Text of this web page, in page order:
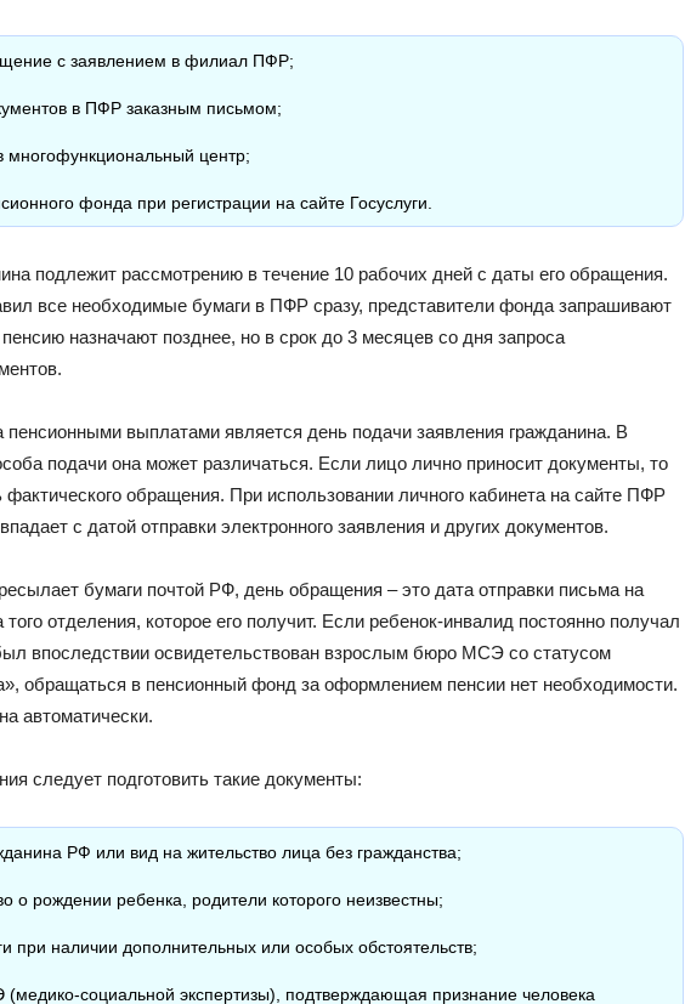
с заявлением в филиал ПФР;
в ПФР заказным письмом;
многофункциональный центр;
фонда при регистрации на сайте Госуслуги.
подлежит рассмотрению в течение 10 рабочих дней с даты его обращения.
все необходимые бумаги в ПФР сразу, представители фонда запрашивают
назначают позднее, но в срок до 3 месяцев со дня запроса
выплатами является день подачи заявления гражданина. В
подачи она может различаться. Если лицо лично приносит документы, то
фактического обращения. При использовании личного кабинета на сайте ПФР
с датой отправки электронного заявления и других документов.
бумаги почтой РФ, день обращения – это дата отправки письма на
отделения, которое его получит. Если ребенок-инвалид постоянно получал
впоследствии освидетельствован взрослым бюро МСЭ со статусом
обращаться в пенсионный фонд за оформлением пенсии нет необходимости.
автоматически.
следует подготовить такие документы:
РФ или вид на жительство лица без гражданства;
о рождении ребенка, родители которого неизвестны;
при наличии дополнительных или особых обстоятельств;
социальной экспертизы), подтверждающая признание человека